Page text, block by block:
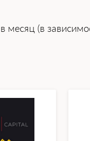
месяц (в